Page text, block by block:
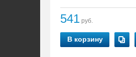
541 руб.
В корзину